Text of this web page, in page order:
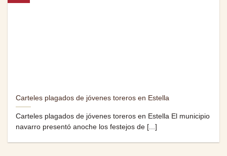
Carteles plagados de jóvenes toreros en Estella
Carteles plagados de jóvenes toreros en Estella El municipio
navarro presentó anoche los festejos de [...]